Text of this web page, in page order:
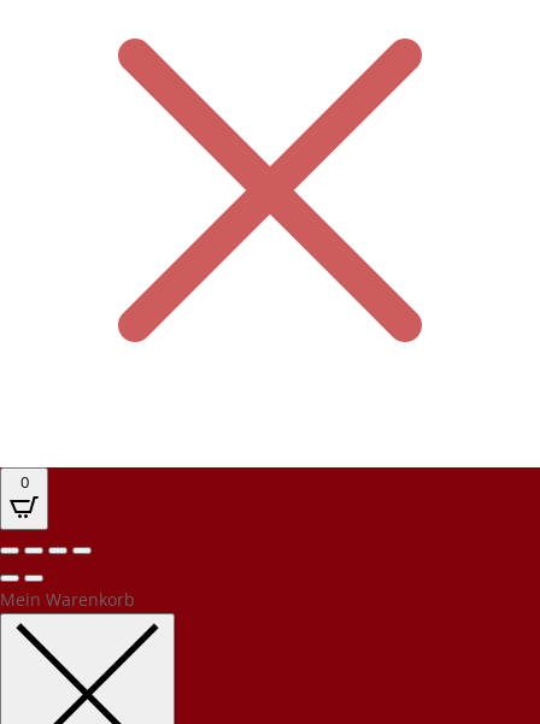
0
Mein Warenkorb
Kundenbewertungen und Erfahrungen zu
PEC Party-Event-Catering